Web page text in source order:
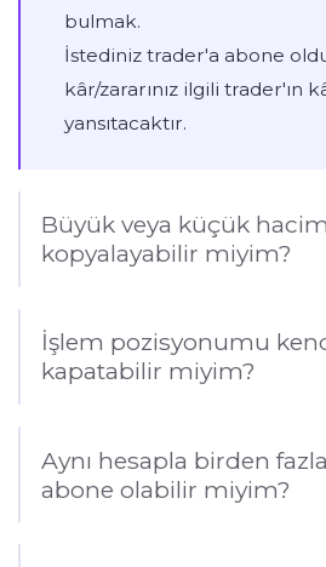
bulmak.
İstediniz trader'a abone
kâr/zararınız ilgili trader'ın
yansıtacaktır.
Büyük veya küçük
kopyalayabilir miyim?
İşlem pozisyonumu
kapatabilir miyim?
Aynı hesapla birden
abone olabilir miyim?